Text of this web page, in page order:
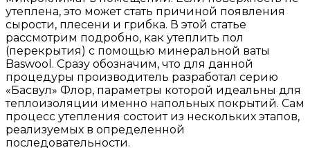
утеплена, это может стать причиной появления
сырости, плесени и грибка. В этой статье
рассмотрим подробно, как утеплить пол
(перекрытия) с помощью минеральной ваты
Baswool. Сразу обозначим, что для данной
процедуры производитель разработал серию
«Басвул» Флор, параметры которой идеальны для
теплоизоляции именно напольных покрытий. Сам
процесс утепления состоит из нескольких этапов,
реализуемых в определенной
последовательности.